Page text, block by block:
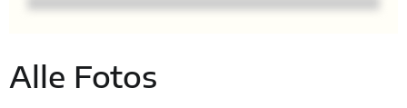
Alle Fotos